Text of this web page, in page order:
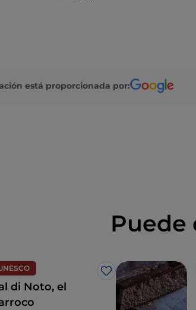
está proporcionada por:
Puede
Me gusta
di Noto, el